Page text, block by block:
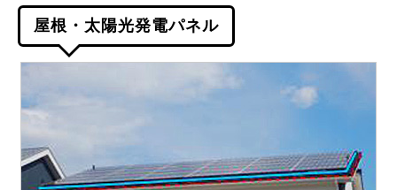
屋根・太陽光発電パネル